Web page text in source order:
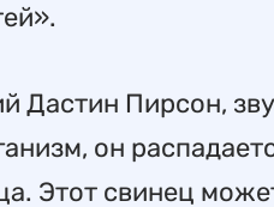
Дастин Пирсон,
он
Этот свинец